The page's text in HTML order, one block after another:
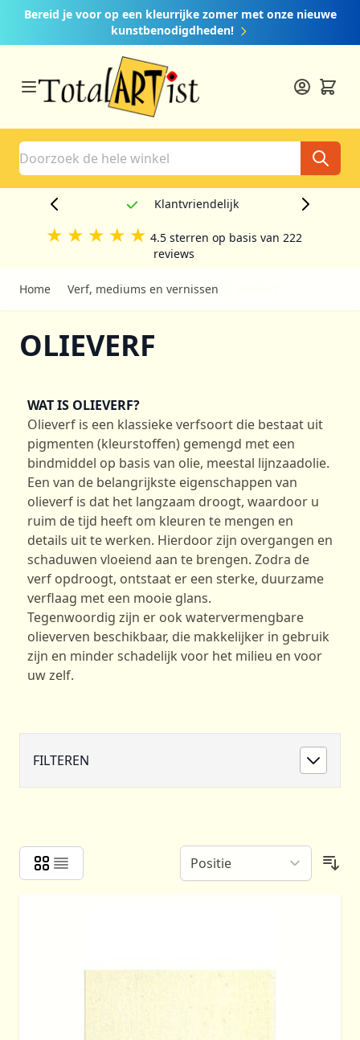
Ga naar de inhoud
Bereid je voor op een kleurrijke zomer met onze nieuwe
kunstbenodigdheden!
Search
Creatief
★ ★ ★ ★ ★ 4.5 sterren op basis van 222
reviews
Home Verf, mediums en vernissen
OLIEVERF
WAT IS OLIEVERF?
Olieverf is een klassieke verfsoort die bestaat uit
pigmenten (kleurstoffen) gemengd met een
bindmiddel op basis van olie, meestal lijnzaadolie.
Een van de belangrijkste eigenschappen van
olieverf is dat het langzaam droogt, waardoor u
ruim de tijd heeft om kleuren te mengen en
details uit te werken. Hierdoor zijn overgangen en
schaduwen vloeiend aan te brengen. Zodra de
verf opdroogt, ontstaat er een sterke, duurzame
verflaag met een mooie glans.
Tegenwoordig zijn er ook watervermengbare
olieverven beschikbaar, die makkelijker in gebruik
zijn en minder schadelijk voor het milieu en voor
uw zelf.
FILTEREN